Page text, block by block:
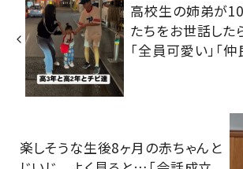
高校生の姉弟が
たちをお世話し
「全員可愛い」「仲
楽しそうな生後8ヶ月の赤ちゃんと